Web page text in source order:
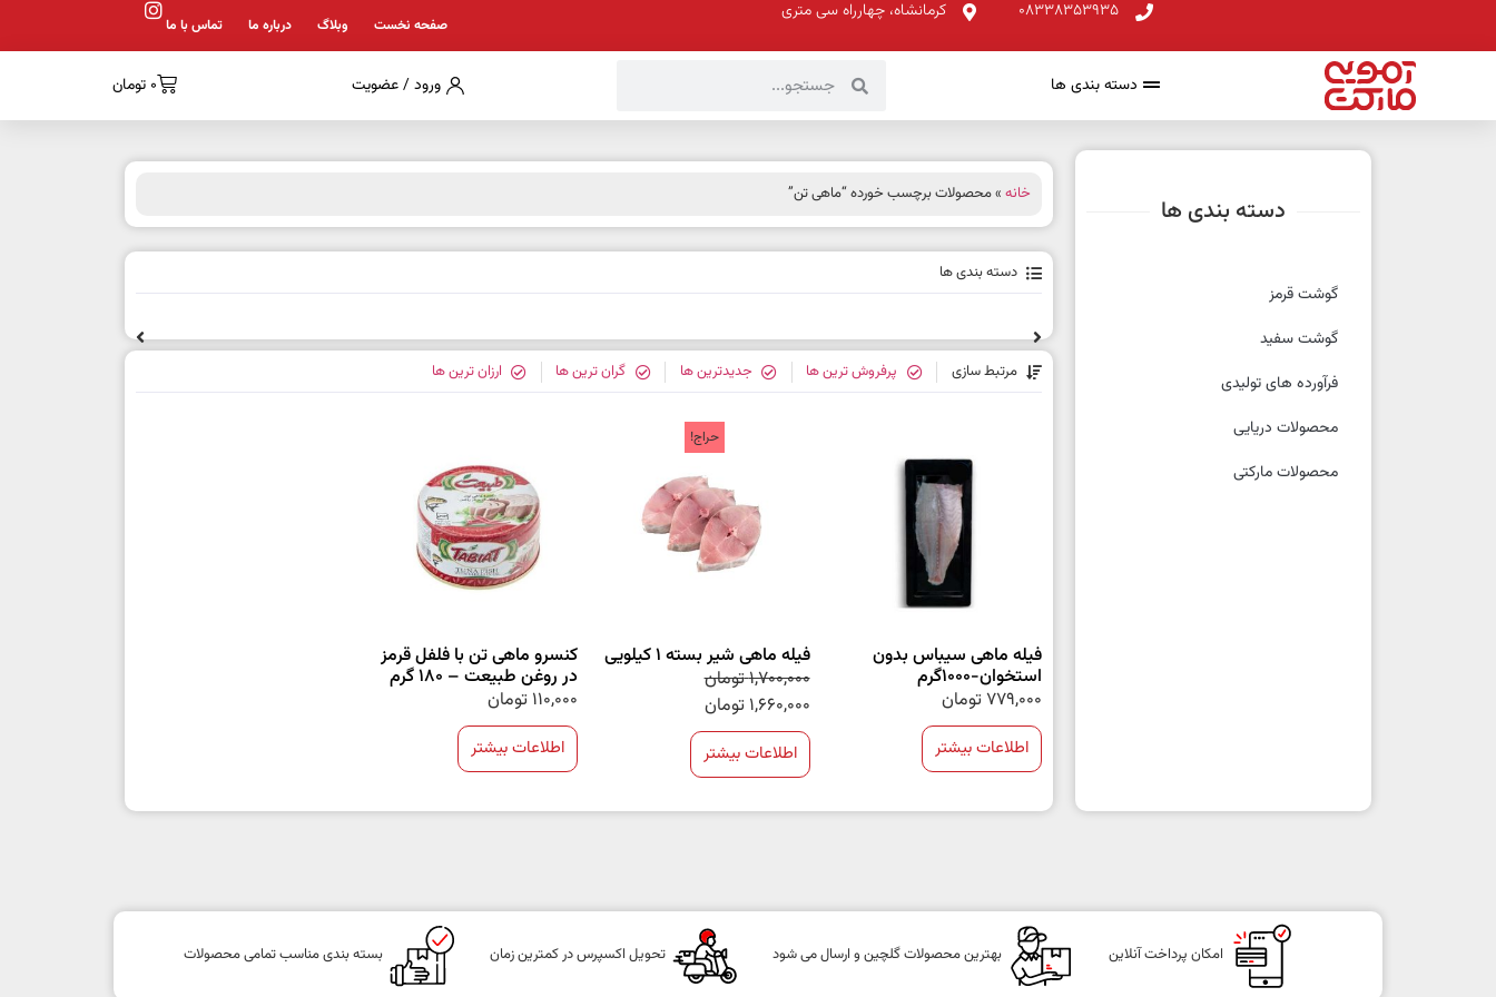
08338353935 کرمانشاه، چهارراه سی متری
صفحه نخست وبلاگ درباره ما تماس با ما
دسته بندی ها ورود / عضویت 0 تومان
دسته بندی ها
گوشت قرمز
گوشت سفید
فرآورده های تولیدی
محصولات دریایی
محصولات مارکتی
خانه» محصولات برچسب خورده “ماهی تن”
دسته بندی ها
مرتبط سازی پرفروش ترین ها جدیدترین ها گران ترین ها ارزان ترین ها
فیله ماهی سیباس بدون
استخوان-1000گرم
779,000تومان
اطلاعات بیشتر
حراج!
فیله ماهی شیر بسته 1 کیلویی
1,700,000تومان
1,660,000 تومان
اطلاعات بیشتر
کنسرو ماهی تن با فلفل قرمز
در روغن طبیعت – 180 گرم
110,000 تومان
اطلاعات بیشتر
امکان پرداخت آنلاین بهترین محصولات گلچین و ارسال می شود تحویل اکسپرس در کمترین زمان بسته بندی مناسب تمامی محصولات